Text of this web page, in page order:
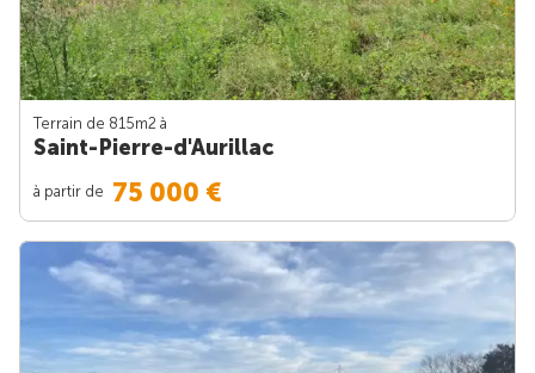
Terrain de 815m2 à
Saint-Pierre-d'Aurillac
à partir de 75 000 €